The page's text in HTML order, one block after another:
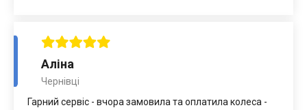
Аліна
Чернівці
Гарний сервіс - вчора замовила та оплатила колеса -